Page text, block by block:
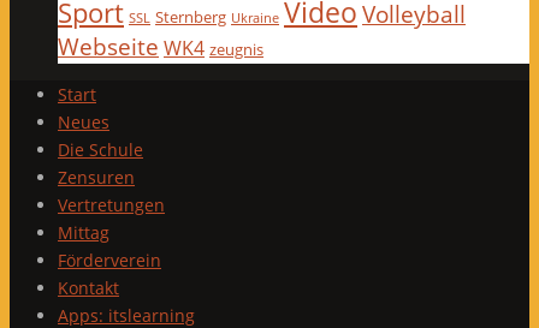
Sport SSL Sternberg Ukraine VideoVolleyball
Webseite WK4 zeugnis
Start
Neues
Die Schule
Zensuren
Vertretungen
Mittag
Förderverein
Kontakt
Apps: itslearning